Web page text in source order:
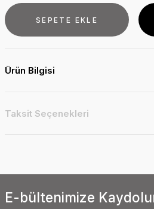
SEPETE EKLE
Ürün Bilgisi
Taksit Seçenekleri
E-bültenimize